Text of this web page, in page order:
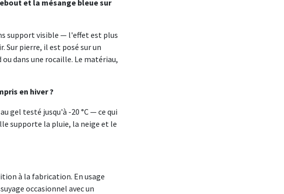
et la mésange bleue sur
support visible — l'effet est plus
Sur pierre, il est posé sur un
dans une rocaille. Le matériau,
en hiver ?
gel testé jusqu'à -20 °C — ce qui
supporte la pluie, la neige et le
à la fabrication. En usage
occasionnel avec un